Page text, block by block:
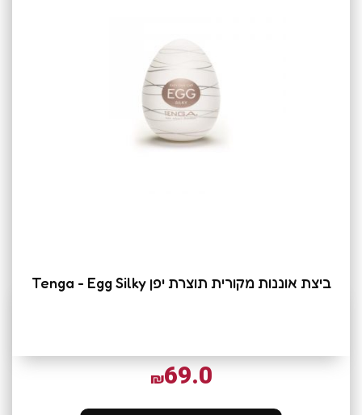
ביצת אוננות מקורית תוצרת יפן Tenga - Egg Silky
₪69.0